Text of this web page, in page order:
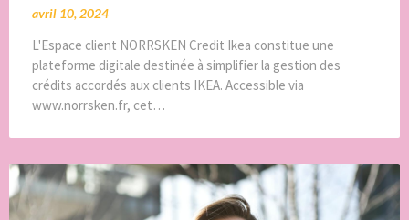
avril 10, 2024
L'Espace client NORRSKEN Credit Ikea constitue une
plateforme digitale destinée à simplifier la gestion des
crédits accordés aux clients IKEA. Accessible via
www.norrsken.fr, cet…